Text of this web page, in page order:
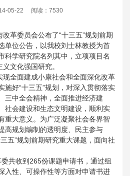
05-22 阅读：7530
改革委员会公布了“十三五”规划前期
单位公告，以我校刘士林教授为首
科学研究院名列其中，立项项目名
文化强国研究。
现全面建成小康社会和全面深化改革
施好“十三五”规划，对深入贯彻落实
三中全会精神，全面推进经济建
社会建设和生态文明建设，顺利实
重大意义。为广泛凝聚社会各界智
高规划编制的透明度、民主参与
五”规划前期研究重大课题，面向社
共收到 265份课题申请书，通过组
入性、可操作性等方面对申请书进